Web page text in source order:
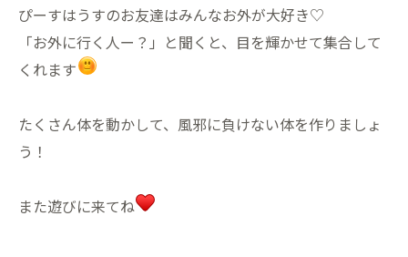
ぴーすはうすのお友達はみんなお外が大好き♡
「お外に行く人ー？」と聞くと、目を輝かせて集合して
くれます
たくさん体を動かして、風邪に負けない体を作りましょ
う！
また遊びに来てね